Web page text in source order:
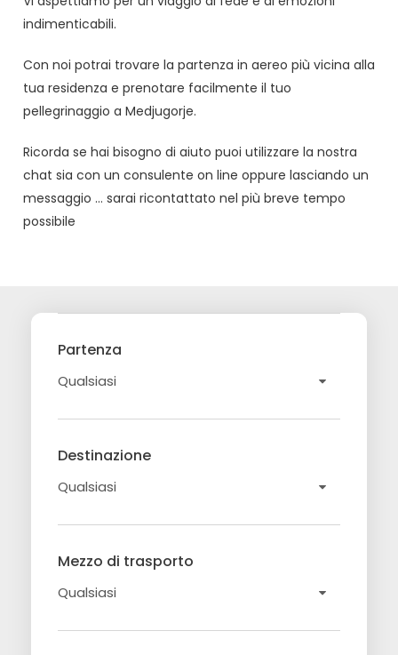
indimenticabili.
Con noi potrai trovare la partenza in aereo più vicina alla
tua residenza e prenotare facilmente il tuo
pellegrinaggio a Medjugorje.
Ricorda se hai bisogno di aiuto puoi utilizzare la nostra
chat sia con un consulente on line oppure lasciando un
messaggio … sarai ricontattato nel più breve tempo
possibile
Partenza
Destinazione
Mezzo di trasporto